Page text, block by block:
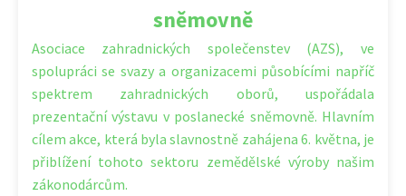
sněmovně
Asociace zahradnických společenstev (AZS), ve
spolupráci se svazy a organizacemi působícími napříč
spektrem zahradnických oborů, uspořádala
prezentační výstavu v poslanecké sněmovně. Hlavním
cílem akce, která byla slavnostně zahájena 6. května, je
přiblížení tohoto sektoru zemědělské výroby našim
zákonodárcům.